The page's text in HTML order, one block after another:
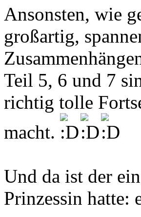
Ansonsten, wie
großartig,
Teil 5, 6 und 7
richtig tolle
macht.
Und da ist der
Prinzessin hatte: